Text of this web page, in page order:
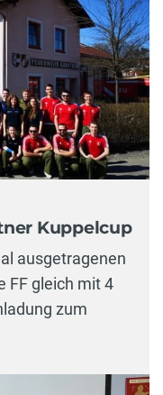
Kuppelcup
ausgetragenen
FF gleich mit 4
zum